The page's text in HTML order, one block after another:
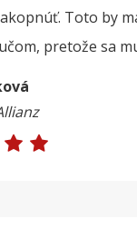
Toto by
pretože sa